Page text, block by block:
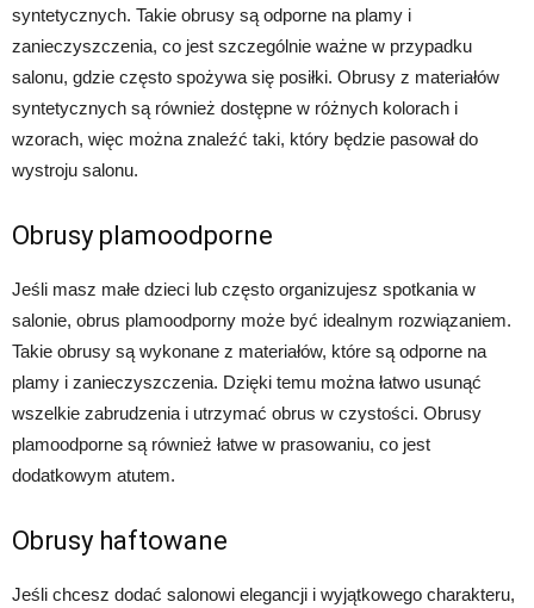
syntetycznych. Takie obrusy są odporne na plamy i
zanieczyszczenia, co jest szczególnie ważne w przypadku
salonu, gdzie często spożywa się posiłki. Obrusy z materiałów
syntetycznych są również dostępne w różnych kolorach i
wzorach, więc można znaleźć taki, który będzie pasował do
wystroju salonu.
Obrusy plamoodporne
Jeśli masz małe dzieci lub często organizujesz spotkania w
salonie, obrus plamoodporny może być idealnym rozwiązaniem.
Takie obrusy są wykonane z materiałów, które są odporne na
plamy i zanieczyszczenia. Dzięki temu można łatwo usunąć
wszelkie zabrudzenia i utrzymać obrus w czystości. Obrusy
plamoodporne są również łatwe w prasowaniu, co jest
dodatkowym atutem.
Obrusy haftowane
Jeśli chcesz dodać salonowi elegancji i wyjątkowego charakteru,